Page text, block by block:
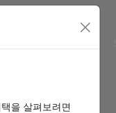
을 살펴보려면